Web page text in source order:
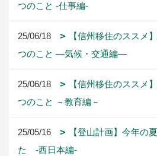
つのこと -仕事編-
25/06/18
【信州移住のススメ
つのこと ―気候・交通編―
25/06/18
【信州移住のススメ
つのこと －教育編－
25/05/16
【登山計画】今年の
た -西日本編-